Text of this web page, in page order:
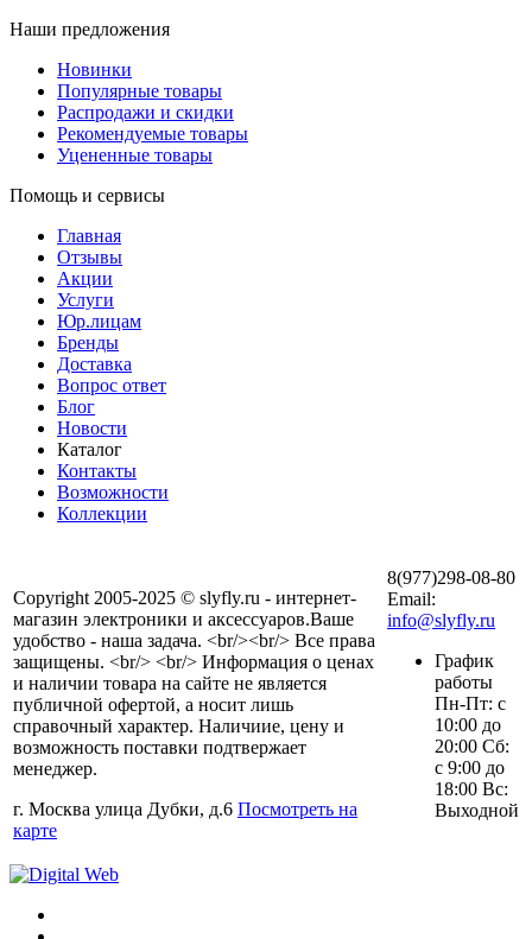
Наши предложения
Новинки
Популярные товары
Распродажи и скидки
Рекомендуемые товары
Уцененные товары
Помощь и сервисы
Главная
Отзывы
Акции
Услуги
Юр.лицам
Бренды
Доставка
Вопрос ответ
Блог
Новости
Каталог
Контакты
Возможности
Коллекции
Copyright 2005-2025 © slyfly.ru - интернет-
магазин электроники и аксессуаров.Ваше
удобство - наша задача. <br/><br/> Все права
защищены. <br/> <br/> Информация о ценах
и наличии товара на сайте не является
публичной офертой, а носит лишь
справочный характер. Наличиие, цену и
возможность поставки подтвержает
менеджер.
г. Москва улица Дубки, д.6 Посмотреть на
карте
8(977)298-08-80
Email:
info@slyfly.ru
График
работы
Пн-Пт: с
10:00 до
20:00 Сб:
с 9:00 до
18:00 Вс:
Выходной